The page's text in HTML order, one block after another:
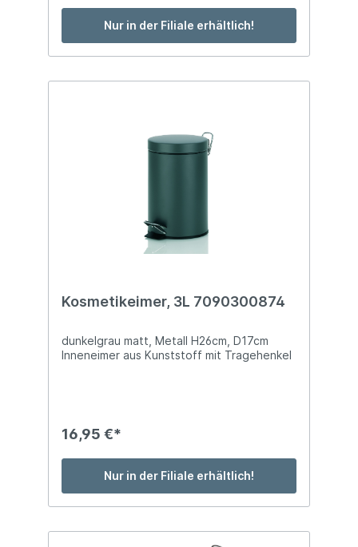
Nur in der Filiale erhältlich!
Kosmetikeimer, 3L 7090300874
dunkelgrau matt, Metall H26cm, D17cm
Inneneimer aus Kunststoff mit Tragehenkel
16,95 €*
Nur in der Filiale erhältlich!